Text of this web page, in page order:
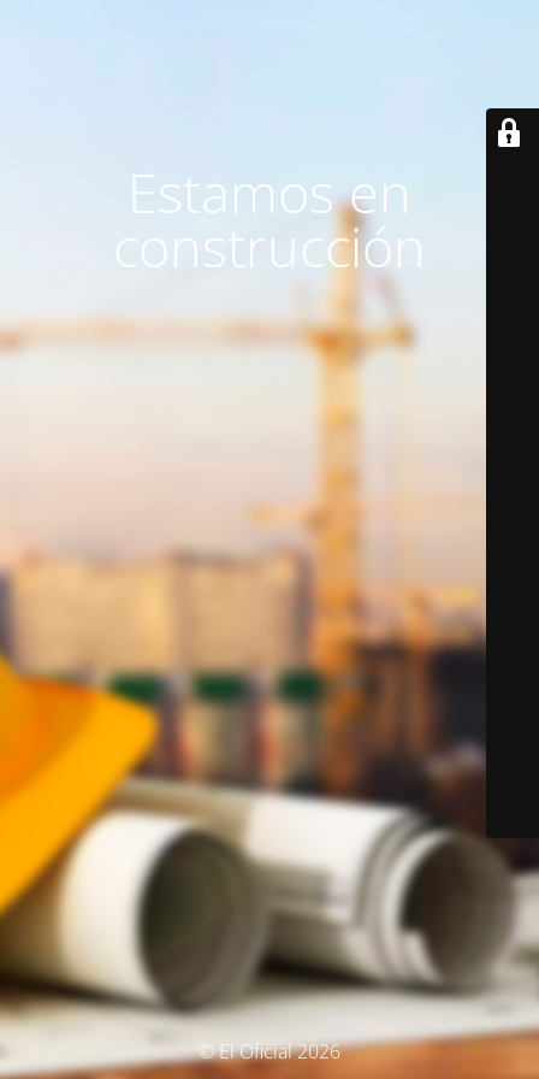
Estamos en
construcción
© El Oficial 2026